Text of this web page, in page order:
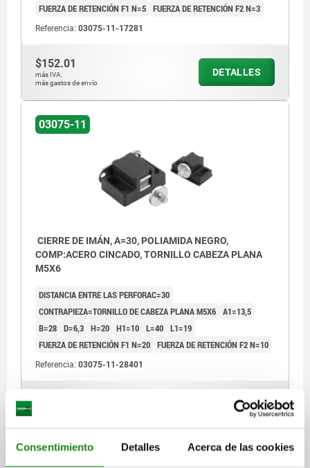
Consentimiento Detalles Acerca de las cookies
2) Placa de sujeción
FUERZA DE RETENCIÓN F1 N=5 FUERZA DE RETENCIÓN F2 N=3
Referencia: 03075-11-17281
$152.01
más IVA.
más gastos de envío
DETALLES
03075-11
CIERRE DE IMÁN, A=30, POLIAMIDA NEGRO,
COMP:ACERO CINCADO, TORNILLO CABEZA PLANA
M5X6
DISTANCIA ENTRE LAS PERFORAC=30
CONTRAPIEZA=TORNILLO DE CABEZA PLANA M5X6 A1=13,5
B=28 D=6,3 H=20 H1=10 L=40 L1=19
FUERZA DE RETENCIÓN F1 N=20 FUERZA DE RETENCIÓN F2 N=10
Referencia: 03075-11-28401
DETALLES